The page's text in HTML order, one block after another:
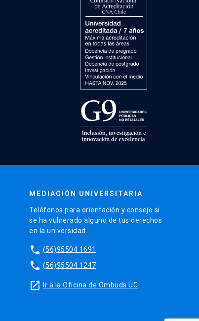
MEDIACIÓN UNIVERSITARIA
Teléfonos para orientación y consejo si
se ha vulnerado alguno de tus derechos
en la universidad.
phone (56)95504 1691
phone (56)95504 1247
launch Ir a la Oficina de Ombuds UC